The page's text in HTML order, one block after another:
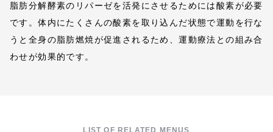
脂肪分解酵素のリパーゼを活発にさせるためには酸素が必要
です。体内にたくさんの酸素を取り込んだ状態で運動を行な
うと全身の脂肪燃焼が促進されるため、運動療法との組み合
わせが効果的です。